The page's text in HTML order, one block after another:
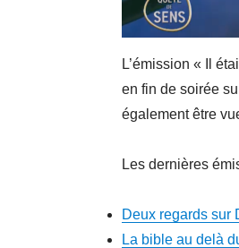
L’émission « Il
en fin de soirée
également être
Les dernières
Deux regards sur
La bible au delà